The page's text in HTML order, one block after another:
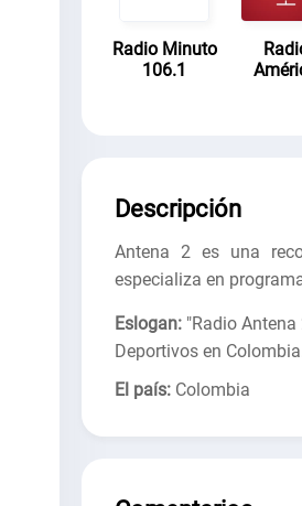
Radio Minuto
106.1
Descripción
Antena 2 es una
especializa en
Eslogan: "Radio Antena
Deportivos en
El país: Colombia